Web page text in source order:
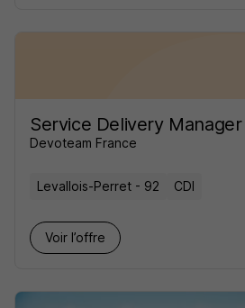
Service Delivery
Devoteam France
Levallois-Perret - 92 CDI
Voir l’offre